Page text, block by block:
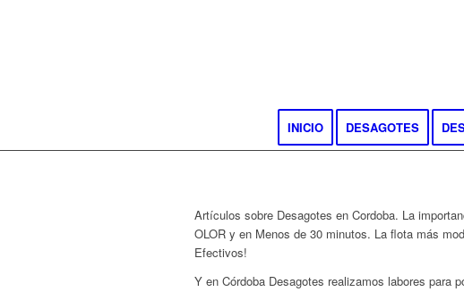
INICIO DESAGOTES
Artículos sobre Desagotes en Cordoba. La
OLOR y en Menos de 30 minutos. La flota más
Efectivos!
Y en Córdoba Desagotes realizamos labores para